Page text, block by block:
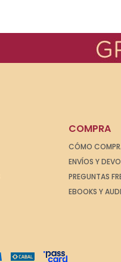
COMPRA
CÓMO
ENVÍOS Y
PREGUNTAS
EBOOKS Y